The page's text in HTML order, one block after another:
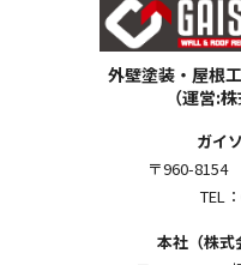
外壁塗装・屋根
（運営:
ガイ
〒960-8154
TEL
本社（株式